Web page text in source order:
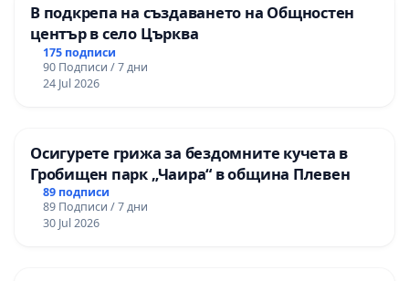
В подкрепа на създаването на Общностен
център в село Църква
175 подписи
90 Подписи / 7 дни
24 Jul 2026
Осигурете грижа за бездомните кучета в
Гробищен парк „Чаира“ в община Плевен
89 подписи
89 Подписи / 7 дни
30 Jul 2026